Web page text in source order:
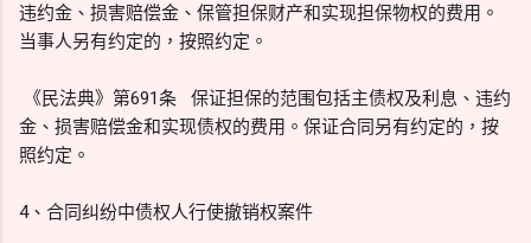
违约金、损害赔偿金、保管担保财产和实现担保物权的费用。
当事人另有约定的，按照约定。
《民法典》第691条 保证担保的范围包括主债权及利息、违约
金、损害赔偿金和实现债权的费用。保证合同另有约定的，按
照约定。
4、合同纠纷中债权人行使撤销权案件